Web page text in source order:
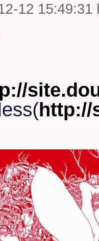
12
http://